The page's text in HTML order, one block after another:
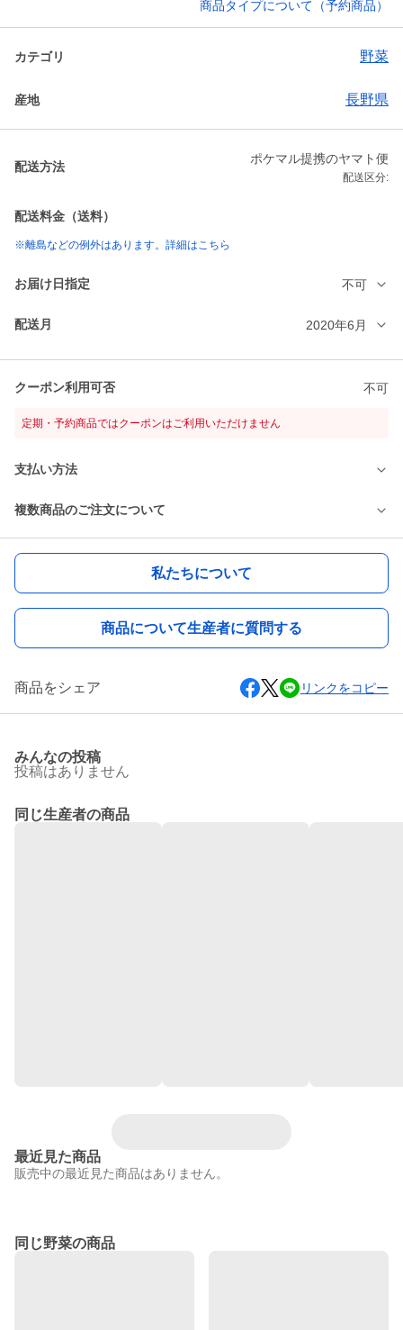
商品タイプについて（予約商品）
カテゴリ 野菜
産地 長野県
配送方法
ポケマル提携のヤマト便
配送区分:
配送料金（送料）
※離島などの例外はあります。詳細はこちら
お届け日指定 不可
配送月 2020年6月
クーポン利用可否 不可
定期・予約商品ではクーポンはご利用いただけません
支払い方法
複数商品のご注文について
私たちについて
商品について生産者に質問する
商品をシェア リンクをコピー
みんなの投稿
投稿はありません
同じ生産者の商品
最近見た商品
販売中の最近見た商品はありません。
同じ野菜の商品